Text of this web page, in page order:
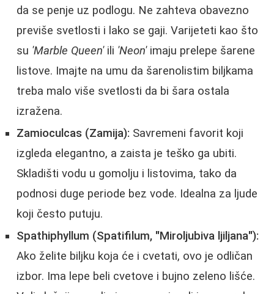
da se penje uz podlogu. Ne zahteva obavezno
previše svetlosti i lako se gaji. Varijeteti kao što
su 'Marble Queen'ili 'Neon'imaju prelepe šarene
listove. Imajte na umu da šarenolistim biljkama
treba malo više svetlosti da bi šara ostala
izražena.
Zamioculcas (Zamija): Savremeni favorit koji
izgleda elegantno, a zaista je teško ga ubiti.
Skladišti vodu u gomolju i listovima, tako da
podnosi duge periode bez vode. Idealna za ljude
koji često putuju.
Spathiphyllum (Spatifilum, "Miroljubiva ljiljana"):
Ako želite biljku koja će i cvetati, ovo je odličan
izbor. Ima lepe beli cvetove i bujno zeleno lišće.